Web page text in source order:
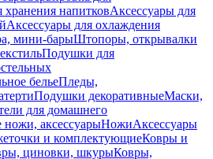
хранения напитковАксессуары для
Аксессуары для охлаждения
мини-барыШтопоры, открывалки
Подушки для
бельеПледы,
Подушки декоративныеМаски,
для домашнего
аксессуарыНожиАксессуары
и комплектующиеКовры и
циновки, шкурыКовры,